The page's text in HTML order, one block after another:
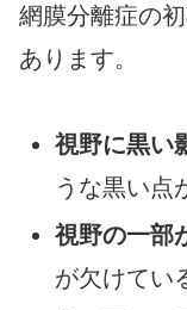
網膜分離症の
あります。
視野に黒い
うな黒い点
視野の一部
が欠けてい